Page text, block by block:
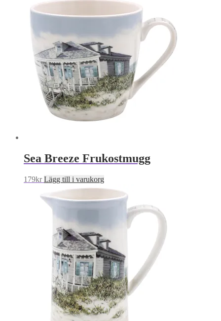
Sea Breeze Frukostmugg
179kr Lägg till i varukorg